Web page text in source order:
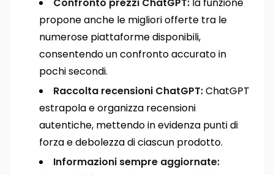
propone anche le migliori offerte tra le
numerose piattaforme disponibili,
consentendo un confronto accurato in
pochi secondi.
Raccolta recensioni ChatGPT:ChatGPT
estrapola e organizza recensioni
autentiche, mettendo in evidenza punti di
forza e debolezza di ciascun prodotto.
Informazioni sempre aggiornate: